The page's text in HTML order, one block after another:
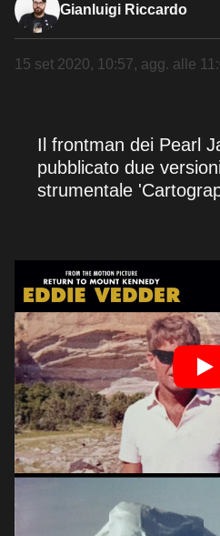
Gianluigi Riccardo
15 set 2020, 10:57, agg. alle
Il frontman dei Pearl
pubblicato due
strumentale